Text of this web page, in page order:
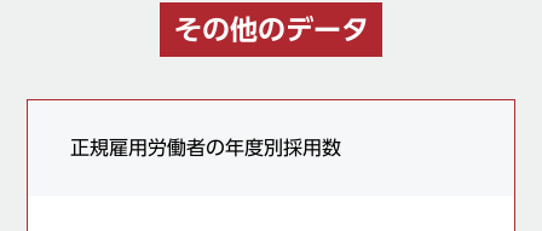
その他のデータ
正規雇用労働者の年度別採用数